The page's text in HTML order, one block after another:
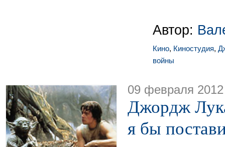
Автор:
Кино, Киностудия,
войны
09 февраля 2012
Джордж
я бы